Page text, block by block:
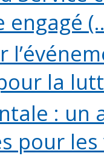
la
: un
pour